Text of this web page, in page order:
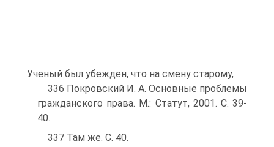
Ученый был убежден, что на смену старому,
336 Покровский И. А. Основные проблемы
гражданского права. М.: Статут, 2001. С. 39-
40.
337 Там же. С. 40.